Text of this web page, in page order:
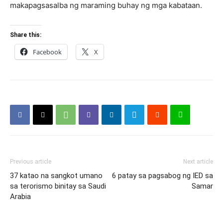
makapagsasalba ng maraming buhay ng mga kabataan.
Share this:
Facebook X
Previous article
37 katao na sangkot umano
sa terorismo binitay sa Saudi
Arabia
Next article
6 patay sa pagsabog ng IED sa
Samar